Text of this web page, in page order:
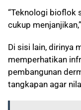
“Teknologi bioflok
cukup
Di sisi lain, dirinya
memperhatikan
pembangunan
tangkapan agar